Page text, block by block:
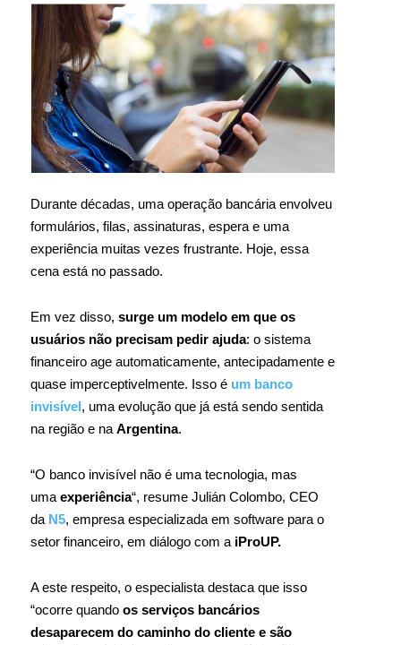
Durante décadas, uma operação bancária envolveu
formulários, filas, assinaturas, espera e uma
experiência muitas vezes frustrante. Hoje, essa
cena está no passado.
Em vez disso, surge um modelo em que os
usuários não precisam pedir ajuda: o sistema
financeiro age automaticamente, antecipadamente e
quase imperceptivelmente. Isso é um banco
invisível, uma evolução que já está sendo sentida
na região e na Argentina.
“O banco invisível não é uma tecnologia, mas
uma experiência“, resume Julián Colombo, CEO
da N5, empresa especializada em software para o
setor financeiro, em diálogo com a iProUP.
A este respeito, o especialista destaca que isso
“ocorre quando os serviços bancários
desaparecem do caminho do cliente e são